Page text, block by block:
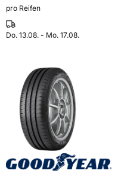
pro Reifen
Do. 13.08. - Mo. 17.08.